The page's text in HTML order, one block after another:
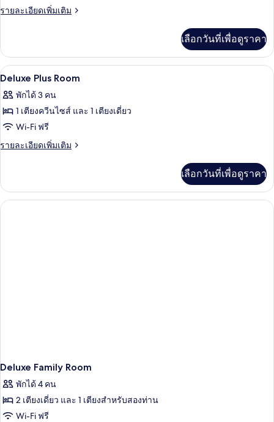
Sultan
รายละเอียดเพิ่มเติม
ราย
เกี่ยว
กับ
Sultan
เลือกวันที่เพื่อดูราคา
เปิด
ภาพถ่าย
ทั้งหมด
ของ
Deluxe
ตู้นิรภัยในห้องพัก, ผ้าม่านกันแสง, Wi-
10
Deluxe Plus Room
พักได้ 3 คน
1 เตียงควีนไซส์ และ 1 เตียงเดี่ยว
Wi-Fi ฟรี
รายละเอียดเพิ่มเติม
ราย
เกี่ยว
กับ
Deluxe
เลือกวันที่เพื่อดูราคา
Deluxe Family Room
พักได้ 4 คน
2 เตียงเดี่ยว และ 1 เตียงสำหรับสองท่าน
Wi-Fi ฟรี